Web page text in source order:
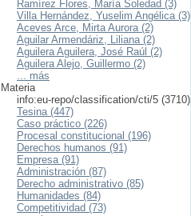
Ramírez Flores, María Soledad (3)
Villa Hernández, Yuselim Angélica (3)
Aceves Arce, Mirta Aurora (2)
Aguilar Armendáriz, Liliana (2)
Aguilera Aguilera, José Raúl (2)
Aguilera Alejo, Guillermo (2)
... más
Materia
info:eu-repo/classification/cti/5 (3710)
Tesina (447)
Caso práctico (226)
Procesal constitucional (196)
Derechos humanos (91)
Empresa (91)
Administración (87)
Derecho administrativo (85)
Humanidades (84)
Competitividad (73)